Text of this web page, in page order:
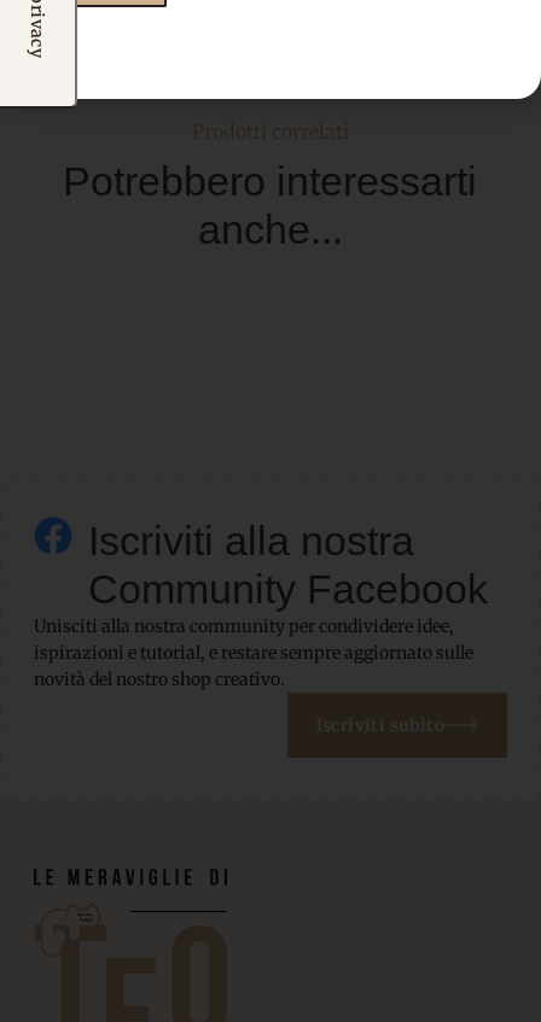
Potrebbero interessarti
anche...
Iscriviti alla nostra
Community Facebook
Unisciti alla nostra community per condividere idee,
ispirazioni e tutorial, e restare sempre aggiornato sulle
novità del nostro shop creativo.
Iscriviti subito